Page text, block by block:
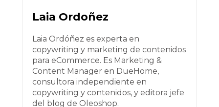
Laia Ordoñez
Laia Ordóñez es experta en
copywriting y marketing de contenidos
para eCommerce. Es Marketing &
Content Manager en DueHome,
consultora independiente en
copywriting y contenidos, y editora jefe
del blog de Oleoshop.